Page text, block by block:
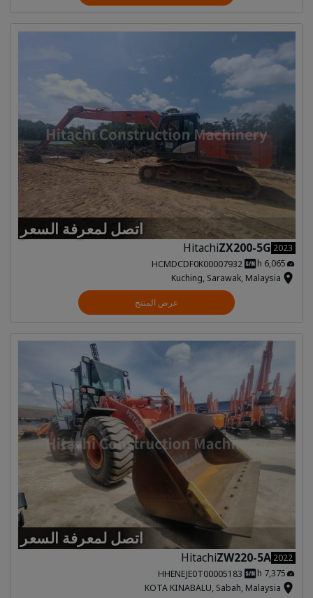
اتصل لمعرفة السعر
2023
ZX200-5G
Hitachi
6,065 h
HCMDCDF0K00007932
Kuching, Sarawak, Malaysia
عرض المنتج
اتصل لمعرفة السعر
2022
ZW220-5A
Hitachi
7,375 h
HHENEJE0T00005183
KOTA KINABALU, Sabah, Malaysia